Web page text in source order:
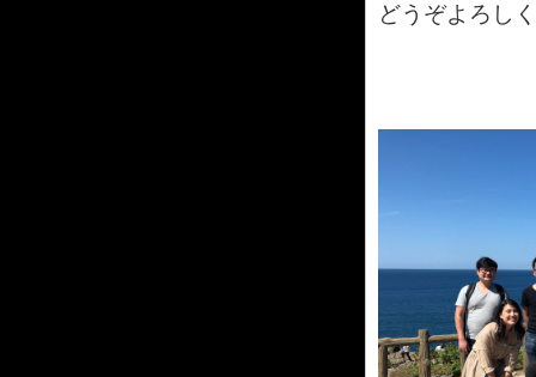
どうぞよろし